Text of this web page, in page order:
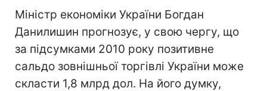
Міністр економіки України Богдан
Данилишин прогнозує, у свою чергу, що
за підсумками 2010 року позитивне
сальдо зовнішньої торгівлі України може
скласти 1,8 млрд дол. На його думку,